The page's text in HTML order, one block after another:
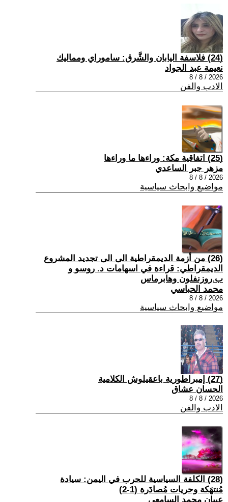
(24) فلاسفة اليابان والشَّرق: ساموراي ومماليك
نعيمة عبد الجواد
2026 / 8 / 8
الادب والفن
(25) اتفاقية مكة: وراءها ما وراءها
مزهر جبر الساعدي
2026 / 8 / 8
مواضيع وابحاث سياسية
(26) من أزمة الديمقراطية الى الى تجديد المشروع
الديمقراطي: قراءة في اسهامات د. روسو و
ب.روزنفلون وهابرماس
محمد الحباسي
2026 / 8 / 8
مواضيع وابحاث سياسية
(27) إمبراطورية باعقيلوش الكلامية
الحسان عشاق
2026 / 8 / 8
الادب والفن
(28) الكلفة السياسية للحرب في اليمن: سيادة
مُنتهَكة وحريات مُصادَرة (1-2)
عيبان محمد السامعي